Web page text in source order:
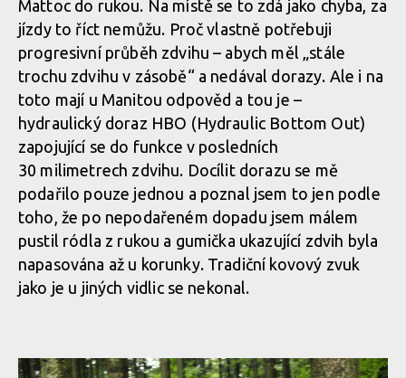
Mattoc do rukou. Na místě se to zdá jako chyba, za
jízdy to říct nemůžu. Proč vlastně potřebuji
progresivní průběh zdvihu – abych měl „stále
trochu zdvihu v zásobě“ a nedával dorazy. Ale i na
toto mají u Manitou odpověd a tou je –
hydraulický doraz HBO (Hydraulic Bottom Out)
zapojující se do funkce v posledních
30 milimetrech zdvihu. Docílit dorazu se mě
podařilo pouze jednou a poznal jsem to jen podle
toho, že po nepodařeném dopadu jsem málem
pustil ródla z rukou a gumička ukazující zdvih byla
napasována až u korunky. Tradiční kovový zvuk
jako je u jiných vidlic se nekonal.